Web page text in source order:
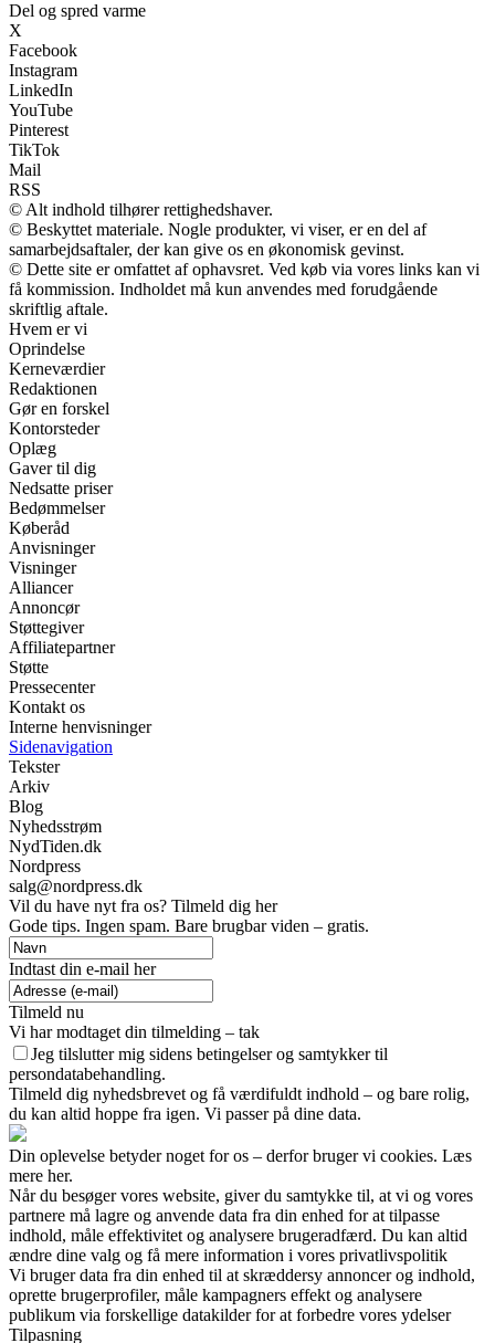
Del og spred varme
X
Facebook
Instagram
LinkedIn
YouTube
Pinterest
TikTok
Mail
RSS
© Alt indhold tilhører rettighedshaver.
© Beskyttet materiale. Nogle produkter, vi viser, er en del af
samarbejdsaftaler, der kan give os en økonomisk gevinst.
© Dette site er omfattet af ophavsret. Ved køb via vores links kan vi
få kommission. Indholdet må kun anvendes med forudgående
skriftlig aftale.
Hvem er vi
Oprindelse
Kerneværdier
Redaktionen
Gør en forskel
Kontorsteder
Oplæg
Gaver til dig
Nedsatte priser
Bedømmelser
Køberåd
Anvisninger
Visninger
Alliancer
Annoncør
Støttegiver
Affiliatepartner
Støtte
Pressecenter
Kontakt os
Interne henvisninger
Sidenavigation
Tekster
Arkiv
Blog
Nyhedsstrøm
NydTiden.dk
Nordpress
salg@nordpress.dk
Vil du have nyt fra os? Tilmeld dig her
Gode tips. Ingen spam. Bare brugbar viden – gratis.
Indtast din e-mail her
Tilmeld nu
Vi har modtaget din tilmelding – tak
Jeg tilslutter mig sidens betingelser og samtykker til
persondatabehandling.
Tilmeld dig nyhedsbrevet og få værdifuldt indhold – og bare rolig,
du kan altid hoppe fra igen. Vi passer på dine data.
Din oplevelse betyder noget for os – derfor bruger vi cookies. Læs
mere her.
Når du besøger vores website, giver du samtykke til, at vi og vores
partnere må lagre og anvende data fra din enhed for at tilpasse
indhold, måle effektivitet og analysere brugeradfærd. Du kan altid
ændre dine valg og få mere information i vores privatlivspolitik
Vi bruger data fra din enhed til at skræddersy annoncer og indhold,
oprette brugerprofiler, måle kampagners effekt og analysere
publikum via forskellige datakilder for at forbedre vores ydelser
Tilpasning